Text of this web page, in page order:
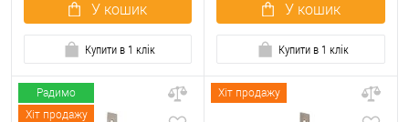
У кошик
Купити в 1 клік
У кошик
Купити в 1 клік
Радимо
Хіт продажу
Хіт продажу